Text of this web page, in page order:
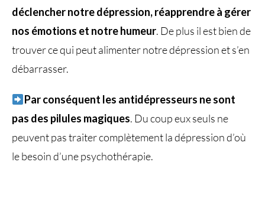
déclencher notre dépression, réapprendre à gérer
nos émotions et notre humeur. De plus il est bien de
trouver ce qui peut alimenter notre dépression et s’en
débarrasser.
Par conséquent les antidépresseurs ne sont
pas des pilules magiques. Du coup eux seuls ne
peuvent pas traiter complètement la dépression d’où
le besoin d’une psychothérapie.